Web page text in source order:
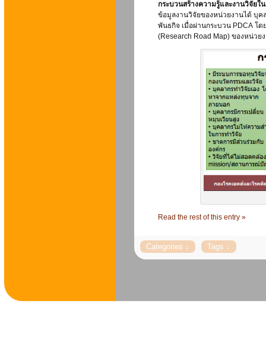
กระบวนสร้างความรู้และงานวิจัยใ
ข้อมูลงานวิจัยของหน่วยงานได้ บุค
พันธกิจ เมื่อผ่านกระบวน PDCA โ
(Research Road Map) ของหน่วย
Read the rest of this entry »